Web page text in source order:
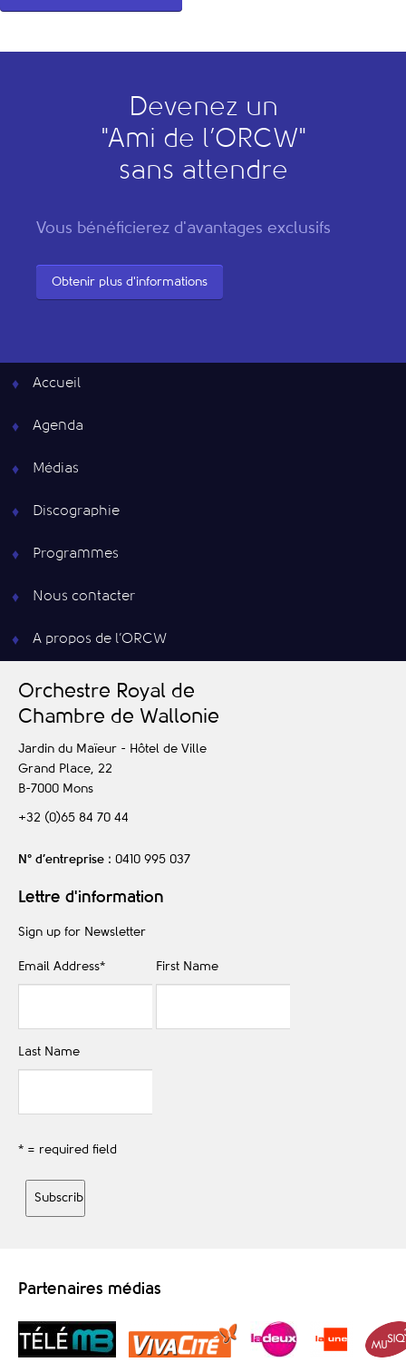
Devenez un
"Ami de l’ORCW"
sans attendre
Vous bénéficierez d'avantages exclusifs
Obtenir plus d'informations
Accueil
Agenda
Médias
Discographie
Programmes
Nous contacter
A propos de l’ORCW
Orchestre Royal de
Chambre de Wallonie
Jardin du Maïeur - Hôtel de Ville
Grand Place, 22
B-7000 Mons
+32 (0)65 84 70 44
N° d’entreprise : 0410 995 037
Lettre d'information
Sign up for Newsletter
Email Address* First Name
Last Name
* = required field
Partenaires médias